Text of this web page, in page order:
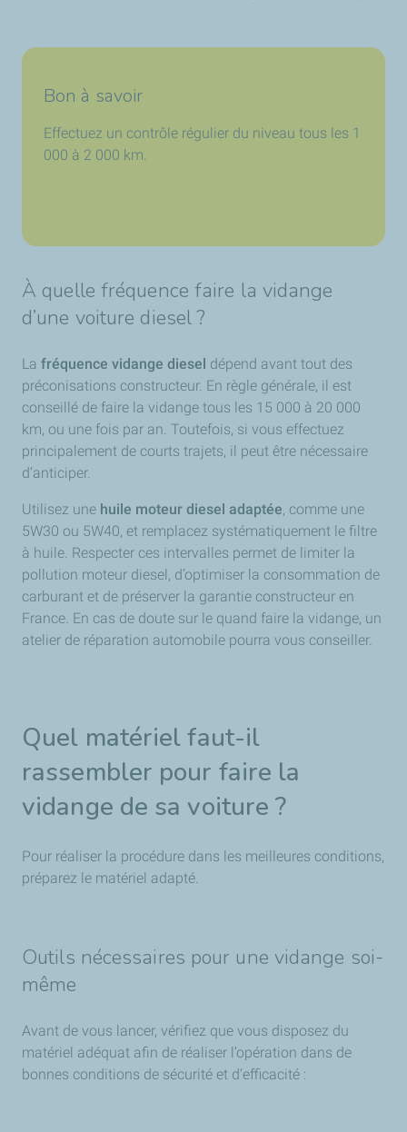
Bon à savoir
Effectuez un contrôle régulier du niveau tous les 1
000 à 2 000 km.
À quelle fréquence faire la vidange
d’une voiture diesel ?
La fréquence vidange diesel dépend avant tout des
préconisations constructeur. En règle générale, il est
conseillé de faire la vidange tous les 15 000 à 20 000
km, ou une fois par an. Toutefois, si vous effectuez
principalement de courts trajets, il peut être nécessaire
d’anticiper.
Utilisez une huile moteur diesel adaptée, comme une
5W30 ou 5W40, et remplacez systématiquement le filtre
à huile. Respecter ces intervalles permet de limiter la
pollution moteur diesel, d’optimiser la consommation de
carburant et de préserver la garantie constructeur en
France. En cas de doute sur le quand faire la vidange, un
atelier de réparation automobile pourra vous conseiller.
Quel matériel faut-il
rassembler pour faire la
vidange de sa voiture ?
Pour réaliser la procédure dans les meilleures conditions,
préparez le matériel adapté.
Outils nécessaires pour une vidange soi-
même
Avant de vous lancer, vérifiez que vous disposez du
matériel adéquat afin de réaliser l’opération dans de
bonnes conditions de sécurité et d’efficacité :